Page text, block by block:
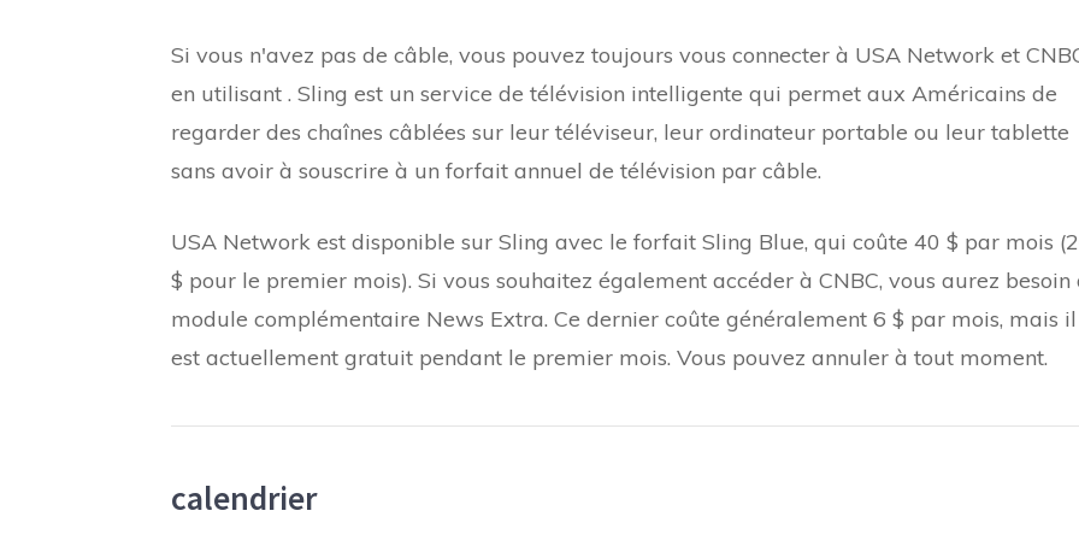
Si vous n'avez pas de câble, vous pouvez toujours vous connecter à USA Network et
en utilisant . Sling est un service de télévision intelligente qui permet aux Américains de
regarder des chaînes câblées sur leur téléviseur, leur ordinateur portable ou leur tablette
sans avoir à souscrire à un forfait annuel de télévision par câble.
USA Network est disponible sur Sling avec le forfait Sling Blue, qui coûte 40 $ par mois
$ pour le premier mois). Si vous souhaitez également accéder à CNBC, vous aurez besoin
module complémentaire News Extra. Ce dernier coûte généralement 6 $ par mois, mais il
est actuellement gratuit pendant le premier mois. Vous pouvez annuler à tout moment.
calendrier